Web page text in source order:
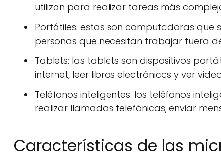
utilizan para realizar tareas más
Portátiles: estas son computadoras
personas que necesitan trabajar fuera
Tablets: las tablets son dispositivos
internet, leer libros electrónicos y ver
Teléfonos inteligentes: los teléfonos
realizar llamadas telefónicas, enviar
Características de las